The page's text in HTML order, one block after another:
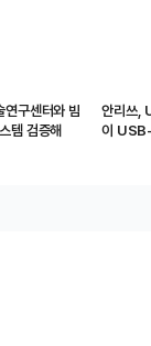
구센터와 빔
템 검증해
안리쓰,
이